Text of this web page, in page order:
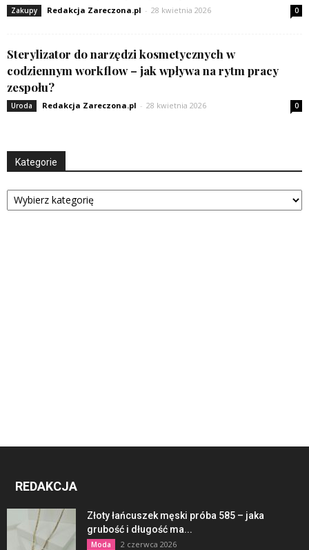
Zakupy Redakcja Zareczona.pl - 28 kwietnia 2026 0
Sterylizator do narzędzi kosmetycznych w
codziennym workflow – jak wpływa na rytm pracy
zespołu?
Uroda Redakcja Zareczona.pl - 28 kwietnia 2026 0
Kategorie
Kategorie
REDAKCJA
Złoty łańcuszek męski próba 585 – jaka
grubość i długość ma...
Moda 2 czerwca 2026